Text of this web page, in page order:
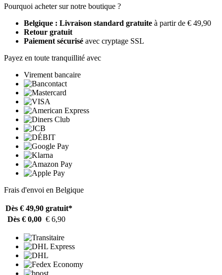
Pourquoi acheter sur notre boutique ?
Belgique : Livraison standard gratuite à partir de € 49,90
Retour gratuit
Paiement sécurisé avec cryptage SSL
Payez en toute tranquillité avec
Virement bancaire
Frais d'envoi en Belgique
Dès € 49,90 gratuit*
Dès € 0,00 € 6,90